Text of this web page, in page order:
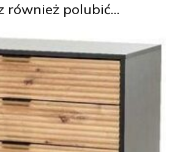
również polubić…